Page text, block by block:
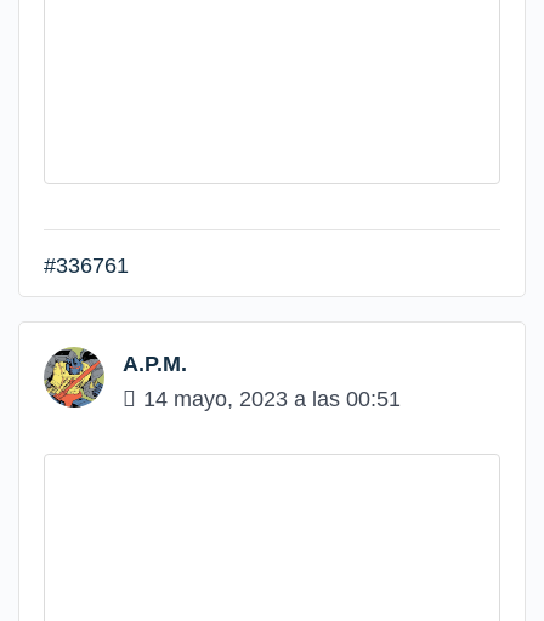
#336761
A.P.M.
14 mayo, 2023 a las 00:51